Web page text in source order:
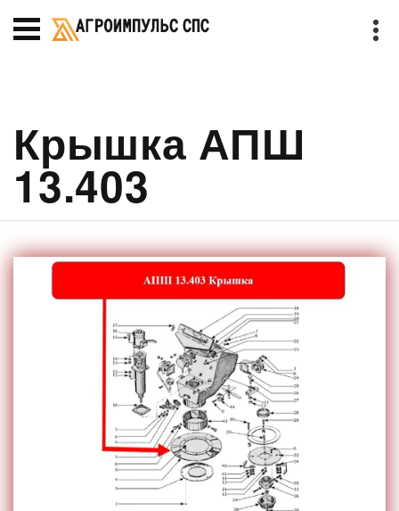
Крышка АПШ
13.403